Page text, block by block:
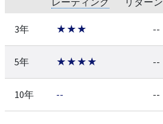
3年 ★★★ --
5年 ★★★★ --
10年 -- --